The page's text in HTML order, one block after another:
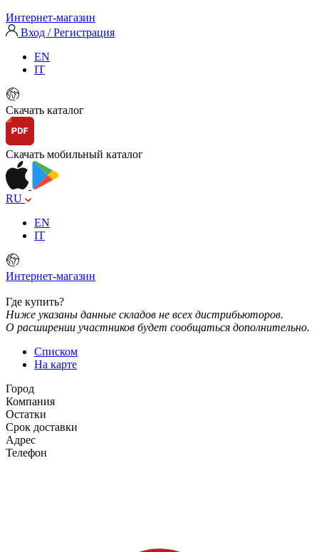
Интернет-магазин
Вход / Регистрация
EN
IT
Скачать каталог
Скачать мобильный каталог
RU
EN
IT
Интернет-магазин
Где купить?
Ниже указаны данные складов не всех дистрибьюторов.
О расширении участников будет сообщаться дополнительно.
Списком
На карте
Город
Компания
Остатки
Срок доставки
Адрес
Телефон